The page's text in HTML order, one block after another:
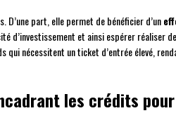
part, elle permet de bénéficier d’un
d’investissement et ainsi espérer réaliser
qui nécessitent un ticket d’entrée élevé,
les crédits